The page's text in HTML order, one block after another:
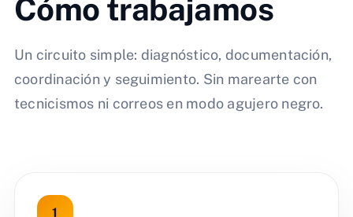
Cómo trabajamos
Un circuito simple: diagnóstico, documentación,
coordinación y seguimiento. Sin marearte con
tecnicismos ni correos en modo agujero negro.